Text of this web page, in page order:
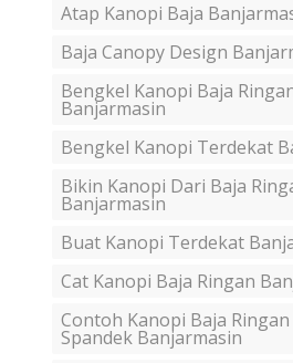
Atap Kanopi Baja
Baja Canopy Design
Bengkel Kanopi Baja
Banjarmasin
Bengkel Kanopi Terdekat
Bikin Kanopi Dari Baja
Banjarmasin
Buat Kanopi Terdekat
Cat Kanopi Baja Ringan
Contoh Kanopi Baja
Spandek Banjarmasin